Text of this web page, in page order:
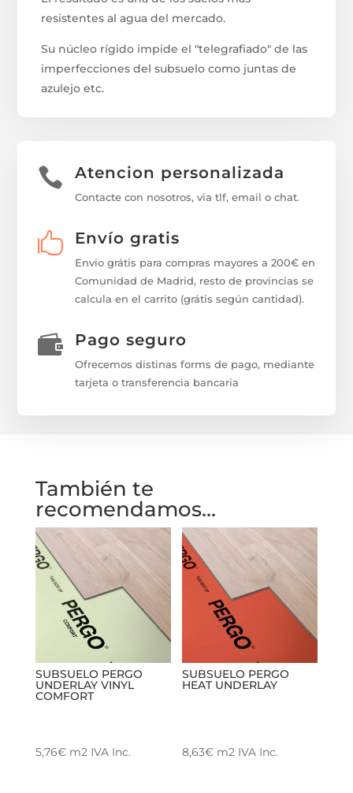
resistentes al agua del mercado.
Su núcleo rígido impide el "telegrafiado" de las
imperfecciones del subsuelo como juntas de
azulejo etc.
 Atencion personalizada
Contacte con nosotros, via tlf, email o chat.
 Envío gratis
Envio grátis para compras mayores a 200€ en
Comunidad de Madrid, resto de provincias se
calcula en el carrito (grátis según cantidad).
 Pago seguro
Ofrecemos distinas forms de pago, mediante
tarjeta o transferencia bancaria
También te
recomendamos…
SUBSUELO PERGO
UNDERLAY VINYL
COMFORT
5,76€m2 IVA Inc.
SUBSUELO PERGO
HEAT UNDERLAY
8,63€ m2 IVA Inc.